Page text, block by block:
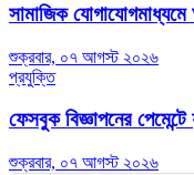
সামাজিক
শুক্রবার, ০৭ আগস্ট ২০২৬
প্রযুক্তি
ফেসবুক বিজ্ঞাপনের
শুক্রবার, ০৭ আগস্ট ২০২৬